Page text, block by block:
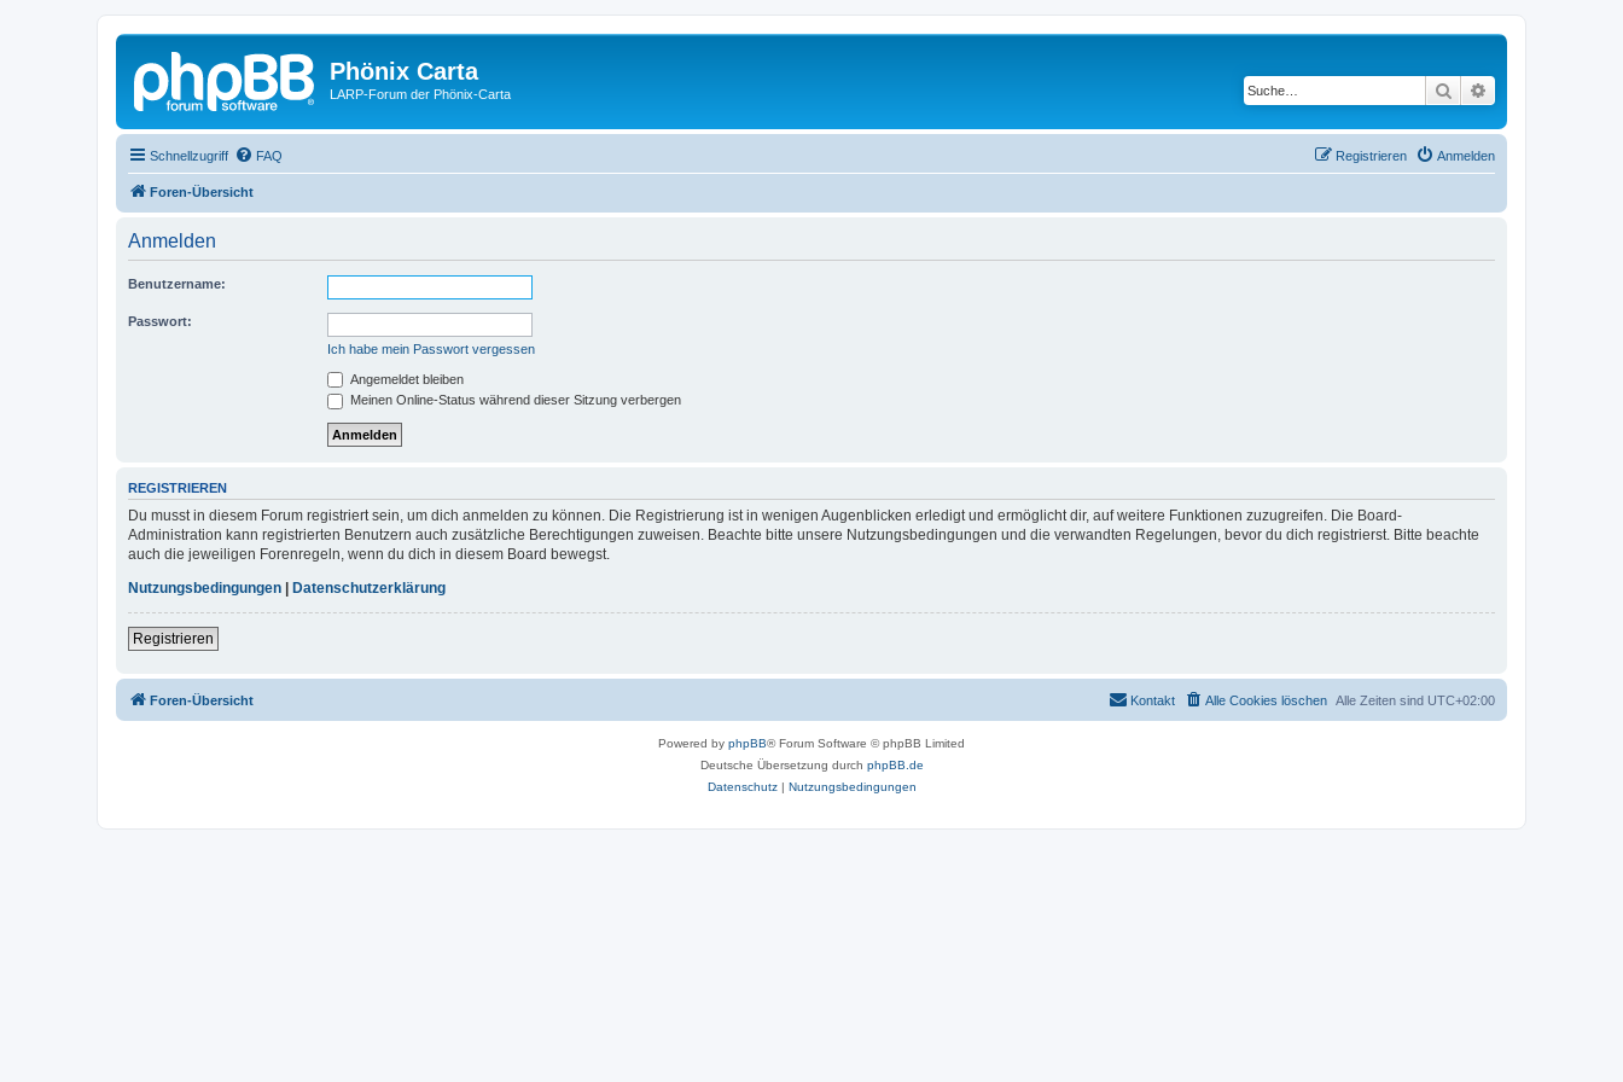
Phönix Carta
LARP-Forum der Phönix-Carta Suche
Schnellzugriff FAQ Anmelden
Registrieren
Foren-Übersicht
Anmelden
Benutzername:
Passwort:
Ich habe mein Passwort vergessen
Angemeldet bleiben
Meinen Online-Status während dieser Sitzung verbergen
REGISTRIEREN
Du musst in diesem Forum registriert sein, um dich anmelden zu können. Die Registrierung ist in wenigen Augenblicken erledigt und ermöglicht dir, auf weitere Funktionen zuzugreifen. Die Board-
Administration kann registrierten Benutzern auch zusätzliche Berechtigungen zuweisen. Beachte bitte unsere Nutzungsbedingungen und die verwandten Regelungen, bevor du dich registrierst. Bitte beachte
auch die jeweiligen Forenregeln, wenn du dich in diesem Board bewegst.
Nutzungsbedingungen
Datenschutzerklärung
Registrieren
Foren-Übersicht Alle Zeiten sind UTC+02:00
Alle Cookies löschen
Kontakt
Powered by phpBB® Forum Software © phpBB Limited
Deutsche Übersetzung durch phpBB.de
Datenschutz| Nutzungsbedingungen